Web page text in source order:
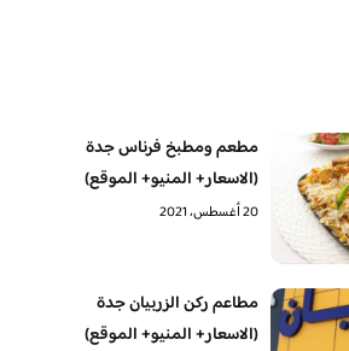
مطعم ومطبخ فرناس جدة
(الاسعار+ المنيو+ الموقع)
20 أغسطس، 2021
مطاعم ركن الزربيان جدة
(الاسعار+ المنيو+ الموقع)